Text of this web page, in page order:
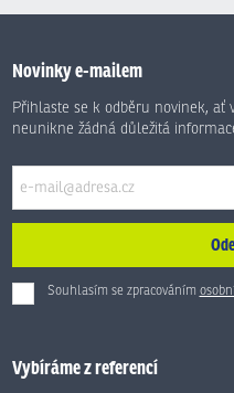
Novinky e-mailem
Přihlaste se k odběru novinek, ať
neunikne žádná důležitá
Souhlasím se zpracováním
Formulář
nepodařilo
odeslat.
Vybíráme z referencí